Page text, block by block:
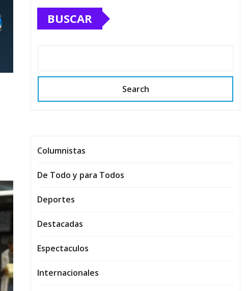
BUSCAR
Search
Columnistas
De Todo y para Todos
Deportes
Destacadas
Espectaculos
Internacionales